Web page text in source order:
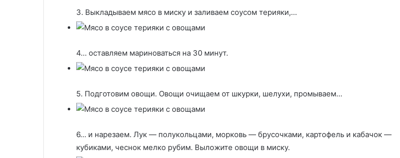
3. Выкладываем мясо в миску и заливаем соусом терияки,…
4… оставляем мариноваться на 30 минут.
5. Подготовим овощи. Овощи очищаем от шкурки, шелухи, промываем…
6… и нарезаем. Лук — полукольцами, морковь — брусочками, картофель и кабачок —
кубиками, чеснок мелко рубим. Выложите овощи в миску.